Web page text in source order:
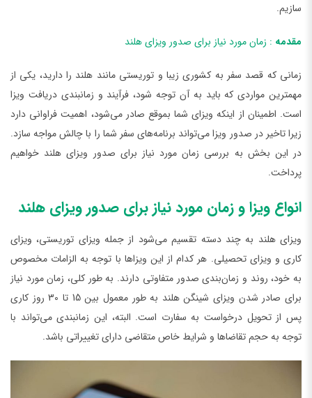
سازیم.
مقدمه : زمان مورد نیاز برای صدور ویزای هلند
زمانی که قصد سفر به کشوری زیبا و توریستی مانند هلند را دارید، یکی از
مهمترین مواردی که باید به آن توجه شود، فرآیند و زمانبندی دریافت ویزا
است. اطمینان از اینکه ویزای شما بموقع صادر می‌شود، اهمیت فراوانی دارد
زیرا تاخیر در صدور ویزا می‌تواند برنامه‌های سفر شما را با چالش مواجه سازد.
در این بخش به بررسی زمان مورد نیاز برای صدور ویزای هلند خواهیم
پرداخت.
انواع ویزا و زمان مورد نیاز برای صدور ویزای هلند
ویزای هلند به چند دسته تقسیم می‌شود از جمله ویزای توریستی، ویزای
کاری و ویزای تحصیلی. هر کدام از این ویزاها با توجه به الزامات مخصوص
به خود، روند و زمان‌بندی صدور متفاوتی دارند. به طور کلی، زمان مورد نیاز
برای صادر شدن ویزای شینگن هلند به طور معمول بین 15 تا 30 روز کاری
پس از تحویل درخواست به سفارت است. البته، این زمانبندی می‌تواند با
توجه به حجم تقاضاها و شرایط خاص متقاضی دارای تغییراتی باشد.